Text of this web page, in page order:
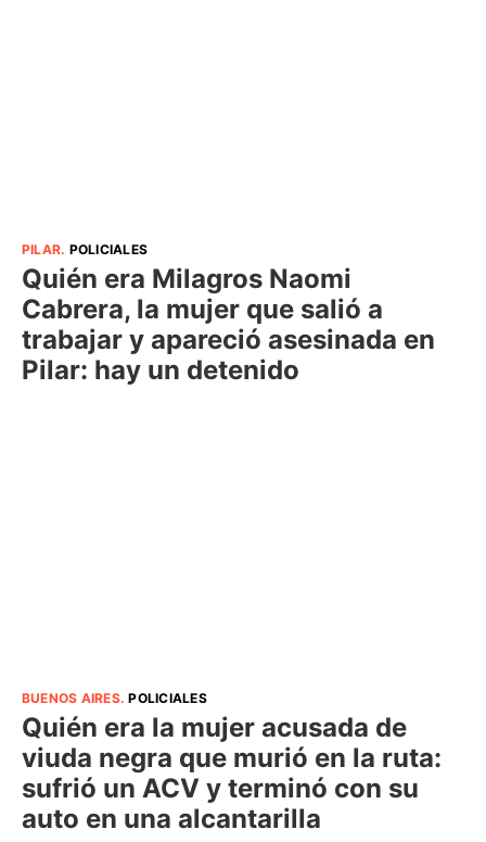
PILAR. POLICIALES
Quién era Milagros Naomi
Cabrera, la mujer que salió a
trabajar y apareció asesinada en
Pilar: hay un detenido
BUENOS AIRES.POLICIALES
Quién era la mujer acusada de
viuda negra que murió en la ruta:
sufrió un ACV y terminó con su
auto en una alcantarilla